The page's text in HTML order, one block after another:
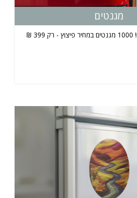
מגנטים
מגנטו את העסק שלכם! 1000 מגנטים במחיר פיצוץ - רק 399 ₪